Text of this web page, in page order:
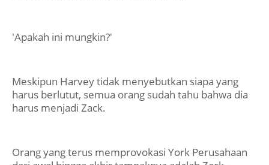
'Apakah ini mungkin?'
Meskipun Harvey tidak menyebutkan siapa yang
harus berlutut, semua orang sudah tahu bahwa dia
harus menjadi Zack.
Orang yang terus memprovokasi York Perusahaan